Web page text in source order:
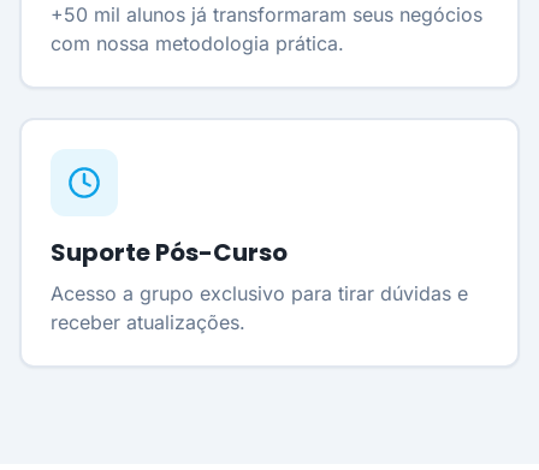
+50 mil alunos já transformaram seus negócios
com nossa metodologia prática.
Suporte Pós-Curso
Acesso a grupo exclusivo para tirar dúvidas e
receber atualizações.